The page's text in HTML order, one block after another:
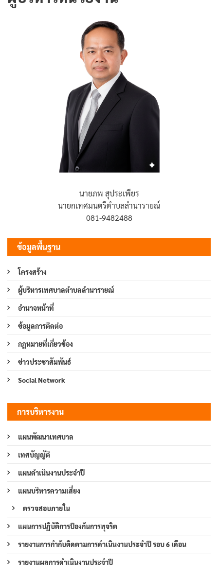
นายภพ สุประเพียร
นายกเทศมนตรีตำบลลำนารายณ์
081-9482488
ข้อมูลพื้นฐาน
โครงสร้าง
ผู้บริหารเทศบาลตำบลลำนารายณ์
อำนาจหน้าที่
ข้อมูลการติดต่อ
กฎหมายที่เกี่ยวข้อง
ข่าวประชาสัมพันธ์
Social Network
การบริหารงาน
แผนพัฒนาเทศบาล
เทศบัญญัติ
แผนดำเนินงานประจำปี
แผนบริหารความเสี่ยง
ตรวจสอบภายใน
แผนการปฏิบัติการป้องกันการทุจริต
รายงานการกำกับติดตามการดำเนินงานประจำปี รอบ 6 เดือน
รายงานผลการดำเนินงานประจำปี